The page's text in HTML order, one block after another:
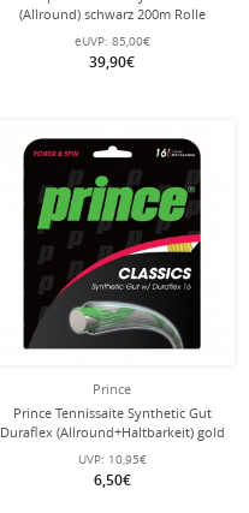
(Allround) schwarz 200m Rolle
eUVP: 85,00€
39,90€
Prince
Prince Tennissaite Synthetic Gut
Duraflex (Allround+Haltbarkeit) gold
12m Set
UVP: 10,95€
6,50€